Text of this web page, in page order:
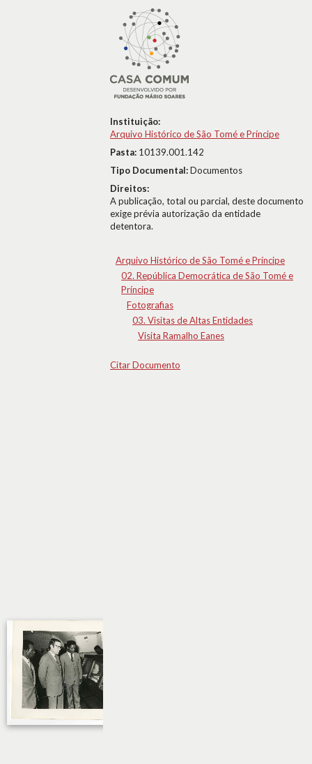
Instituição:
Arquivo Histórico de São Tomé e Príncipe
Pasta: 10139.001.142
Tipo Documental:Documentos
Direitos:
A publicação, total ou parcial, deste documento
exige prévia autorização da entidade
detentora.
Arquivo Histórico de São Tomé e Príncipe
02. República Democrática de São Tomé e
Príncipe
Fotografias
03. Visitas de Altas Entidades
Visita Ramalho Eanes
Citar Documento